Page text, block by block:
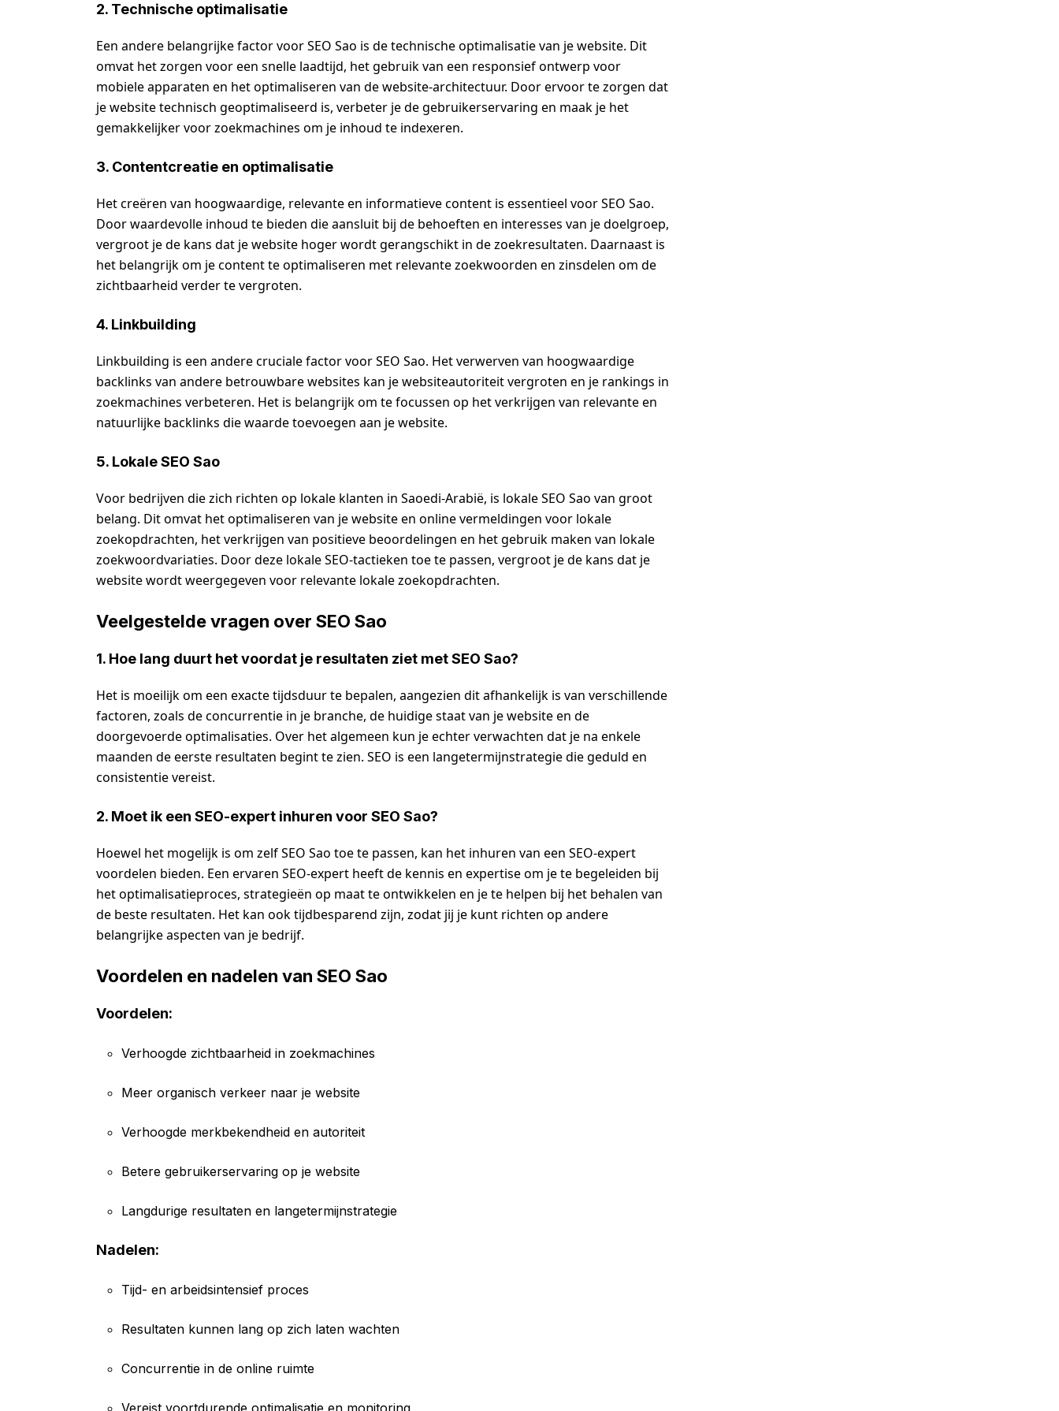
2. Technische optimalisatie
Een andere belangrijke factor voor SEO Sao is de technische optimalisatie van je website. Dit
omvat het zorgen voor een snelle laadtijd, het gebruik van een responsief ontwerp voor
mobiele apparaten en het optimaliseren van de website-architectuur. Door ervoor te zorgen dat
je website technisch geoptimaliseerd is, verbeter je de gebruikerservaring en maak je het
gemakkelijker voor zoekmachines om je inhoud te indexeren.
3. Contentcreatie en optimalisatie
Het creëren van hoogwaardige, relevante en informatieve content is essentieel voor SEO Sao.
Door waardevolle inhoud te bieden die aansluit bij de behoeften en interesses van je doelgroep,
vergroot je de kans dat je website hoger wordt gerangschikt in de zoekresultaten. Daarnaast is
het belangrijk om je content te optimaliseren met relevante zoekwoorden en zinsdelen om de
zichtbaarheid verder te vergroten.
4. Linkbuilding
Linkbuilding is een andere cruciale factor voor SEO Sao. Het verwerven van hoogwaardige
backlinks van andere betrouwbare websites kan je websiteautoriteit vergroten en je rankings in
zoekmachines verbeteren. Het is belangrijk om te focussen op het verkrijgen van relevante en
natuurlijke backlinks die waarde toevoegen aan je website.
5. Lokale SEO Sao
Voor bedrijven die zich richten op lokale klanten in Saoedi-Arabië, is lokale SEO Sao van groot
belang. Dit omvat het optimaliseren van je website en online vermeldingen voor lokale
zoekopdrachten, het verkrijgen van positieve beoordelingen en het gebruik maken van lokale
zoekwoordvariaties. Door deze lokale SEO-tactieken toe te passen, vergroot je de kans dat je
website wordt weergegeven voor relevante lokale zoekopdrachten.
Veelgestelde vragen over SEO Sao
1. Hoe lang duurt het voordat je resultaten ziet met SEO Sao?
Het is moeilijk om een exacte tijdsduur te bepalen, aangezien dit afhankelijk is van verschillende
factoren, zoals de concurrentie in je branche, de huidige staat van je website en de
doorgevoerde optimalisaties. Over het algemeen kun je echter verwachten dat je na enkele
maanden de eerste resultaten begint te zien. SEO is een langetermijnstrategie die geduld en
consistentie vereist.
2. Moet ik een SEO-expert inhuren voor SEO Sao?
Hoewel het mogelijk is om zelf SEO Sao toe te passen, kan het inhuren van een SEO-expert
voordelen bieden. Een ervaren SEO-expert heeft de kennis en expertise om je te begeleiden bij
het optimalisatieproces, strategieën op maat te ontwikkelen en je te helpen bij het behalen van
de beste resultaten. Het kan ook tijdbesparend zijn, zodat jij je kunt richten op andere
belangrijke aspecten van je bedrijf.
Voordelen en nadelen van SEO Sao
Voordelen:
Verhoogde zichtbaarheid in zoekmachines
Meer organisch verkeer naar je website
Verhoogde merkbekendheid en autoriteit
Betere gebruikerservaring op je website
Langdurige resultaten en langetermijnstrategie
Nadelen:
Tijd- en arbeidsintensief proces
Resultaten kunnen lang op zich laten wachten
Concurrentie in de online ruimte